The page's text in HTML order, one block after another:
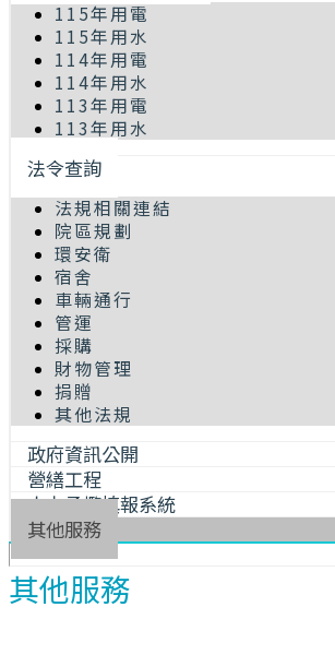
115年用電
115年用水
114年用電
114年用水
113年用電
113年用水
法令查詢
法規相關連結
院區規劃
環安衛
宿舍
車輛通行
管運
採購
財物管理
捐贈
其他法規
政府資訊公開
營繕工程
人力承攬填報系統
其他服務
其他服務